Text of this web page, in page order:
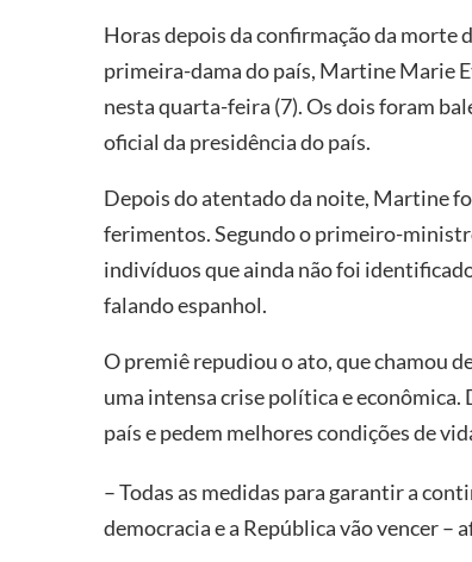
Horas depois da confirmação da morte
primeira-dama do país, Martine Marie
nesta quarta-feira (7). Os dois foram
oficial da presidência do país.
Depois do atentado da noite, Martine
ferimentos. Segundo o primeiro-
indivíduos que ainda não foi
falando espanhol.
O premiê repudiou o ato, que chamou
uma intensa crise política e
país e pedem melhores condições de
– Todas as medidas para garantir a
democracia e a República vão vencer –